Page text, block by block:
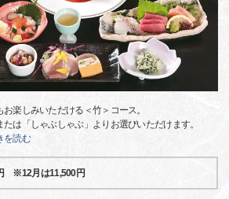
楽しみいただける＜竹＞コース。
は「しゃぶしゃぶ」よりお選びいただけます。
を読む
※12月は11,500円